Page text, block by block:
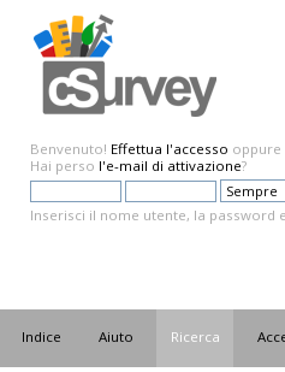
Benvenuto! Effettua l'accesso oppure
Hai perso l'e-mail di attivazione?
Inserisci il nome utente, la password
Indice Aiuto Ricerca